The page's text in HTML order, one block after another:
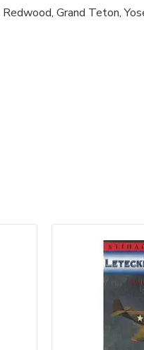
Grand Teton,